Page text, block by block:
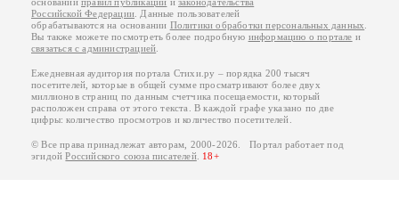
основанииправил публикации изаконодательства
Российской Федерации . Данные пользователей
обрабатываются на основании Политики обработки персональных данных
Вы также можете посмотреть более подробную информацию о портале и
связаться с администрацией
Ежедневная аудитория портала Стихи.ру – порядка 200 тысяч
посетителей, которые в общей сумме просматривают более двух
миллионов страниц по данным счетчика посещаемости, который
расположен справа от этого текста. В каждой графе указано по две
цифры: количество просмотров и количество посетителей.
© Все права принадлежат авторам, 2000-2026. Портал работает под
эгидойРоссийского союза писателей. 18+